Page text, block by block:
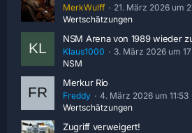
MerkWulff
21. März 2026 um
Wertschätzungen
NSM Arena von 1989 wieder
Klaus1000
3. März 2026 um
NSM
Merkur Rio
Freddy
4. März 2026 um 11:53
Wertschätzungen
Zugriff verweigert!